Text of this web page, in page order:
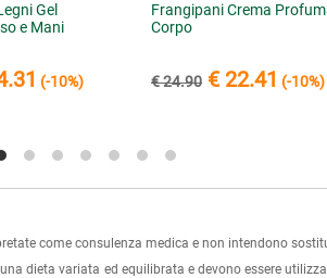
Gel
e Mani
(-10%)
Frangipani Crema
Corpo
€ 24.90 € 22.41 (-10%)
come consulenza medica e non intendono
dieta variata ed equilibrata e devono essere